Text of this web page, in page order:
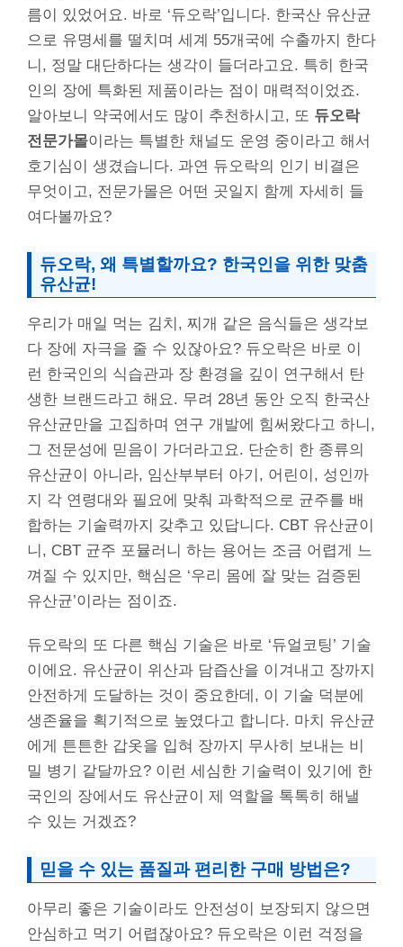
름이 있었어요. 바로 ‘듀오락’입니다. 한국산 유산균
으로 유명세를 떨치며 세계 55개국에 수출까지 한다
니, 정말 대단하다는 생각이 들더라고요. 특히 한국
인의 장에 특화된 제품이라는 점이 매력적이었죠.
알아보니 약국에서도 많이 추천하시고, 또 듀오락
전문가몰이라는 특별한 채널도 운영 중이라고 해서
호기심이 생겼습니다. 과연 듀오락의 인기 비결은
무엇이고, 전문가몰은 어떤 곳일지 함께 자세히 들
여다볼까요?
듀오락, 왜 특별할까요? 한국인을 위한 맞춤
유산균!
우리가 매일 먹는 김치, 찌개 같은 음식들은 생각보
다 장에 자극을 줄 수 있잖아요? 듀오락은 바로 이
런 한국인의 식습관과 장 환경을 깊이 연구해서 탄
생한 브랜드라고 해요. 무려 28년 동안 오직 한국산
유산균만을 고집하며 연구 개발에 힘써왔다고 하니,
그 전문성에 믿음이 가더라고요. 단순히 한 종류의
유산균이 아니라, 임산부부터 아기, 어린이, 성인까
지 각 연령대와 필요에 맞춰 과학적으로 균주를 배
합하는 기술력까지 갖추고 있답니다. CBT 유산균이
니, CBT 균주 포뮬러니 하는 용어는 조금 어렵게 느
껴질 수 있지만, 핵심은 ‘우리 몸에 잘 맞는 검증된
유산균’이라는 점이죠.
듀오락의 또 다른 핵심 기술은 바로 ‘듀얼코팅’ 기술
이에요. 유산균이 위산과 담즙산을 이겨내고 장까지
안전하게 도달하는 것이 중요한데, 이 기술 덕분에
생존율을 획기적으로 높였다고 합니다. 마치 유산균
에게 튼튼한 갑옷을 입혀 장까지 무사히 보내는 비
밀 병기 같달까요? 이런 세심한 기술력이 있기에 한
국인의 장에서도 유산균이 제 역할을 톡톡히 해낼
수 있는 거겠죠?
믿을 수 있는 품질과 편리한 구매 방법은?
아무리 좋은 기술이라도 안전성이 보장되지 않으면
안심하고 먹기 어렵잖아요? 듀오락은 이런 걱정을